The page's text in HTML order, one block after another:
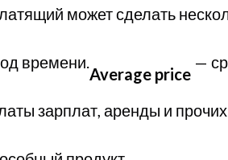
может сделать
времени.
Average price
—
зарплат, аренды и